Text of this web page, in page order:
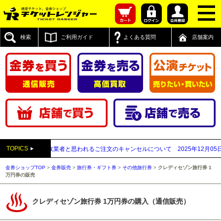
検索 ご利用ガイド よくある質問 店舗案内
TOPICS
先払い買取業者と思われるご注文のキャンセルについて 2025年12月05日 【
金券ショップTOP >金券販売 >旅行券・ギフト券 > その他旅行券 > クレディセゾン旅行券 1
万円券の販売
クレディセゾン旅行券 1万円券の購入（通信販売）